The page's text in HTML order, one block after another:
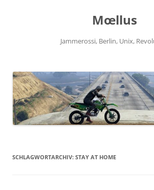
Mœllus
Jammerossi, Berlin, Unix,
SCHLAGWORTARCHIV: STAY AT HOME